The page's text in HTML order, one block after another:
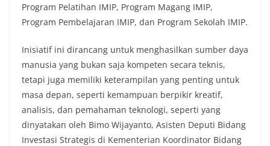
Program Pelatihan IMIP, Program Magang IMIP,
Program Pembelajaran IMIP, dan Program Sekolah IMIP.
Inisiatif ini dirancang untuk menghasilkan sumber daya
manusia yang bukan saja kompeten secara teknis,
tetapi juga memiliki keterampilan yang penting untuk
masa depan, seperti kemampuan berpikir kreatif,
analisis, dan pemahaman teknologi, seperti yang
dinyatakan oleh Bimo Wijayanto, Asisten Deputi Bidang
Investasi Strategis di Kementerian Koordinator Bidang